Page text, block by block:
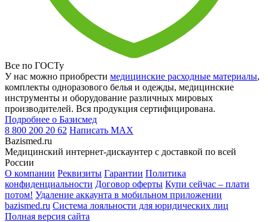
Все по ГОСТу
У нас можно приобрести медицинские расходные материалы,
комплекты одноразового белья и одежды, медицинские
инструменты и оборудование различных мировых
производителей. Вся продукция сертифицирована.
Подробнее о Базисмед
8 800 200 20 62 Написать MAX
Bazismed.ru
Медицинский интернет-дискаунтер с доставкой по всей
России
О компании Реквизиты Гарантии Политика
конфиденциальности Договор оферты Купи сейчас – плати
потом! Удаление аккаунта в мобильном приложении
bazismed.ru Система лояльности для юридических лиц
Полная версия сайта